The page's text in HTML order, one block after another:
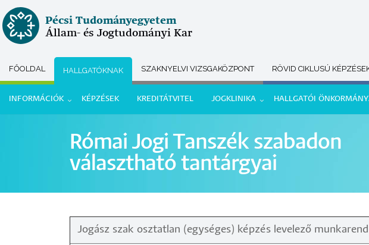
Ugrás
a
tartalomra
Pécsi Tudományegyetem
Állam- és Jogtudományi Kar
Submenu
selector
FŐOLDAL HALLGATÓKNAK SZAKNYELVI VIZSGAKÖZPONT RÖVID CIKLUSÚ
Hallgatói
INFORMÁCIÓK KÉPZÉSEK KREDITÁTVITEL JOGKLINIKA HALLGATÓI
Római Jogi Tanszék szabadon
választható tantárgyai
Jogász szak osztatlan (egységes) képzés levelező munkarend